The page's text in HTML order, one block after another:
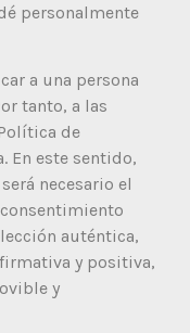
personalmente
a una persona
tanto, a las
de
En este sentido,
necesario el
auténtica,
y positiva,
y